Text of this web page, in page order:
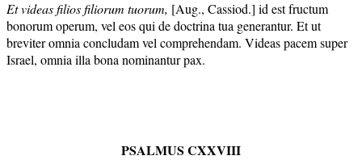
Et videas filios filiorum tuorum, [Aug., Cassiod.] id est fructum
bonorum operum, vel eos qui de doctrina tua generantur. Et ut
breviter omnia concludam vel comprehendam. Videas pacem super
Israel, omnia illa bona nominantur pax.
PSALMUS CXXVIII